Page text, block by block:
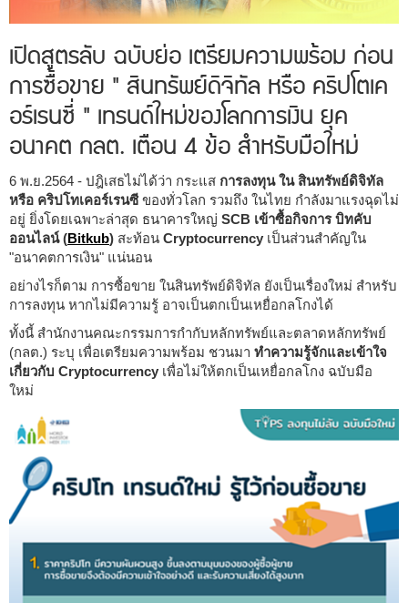
Call.
02-
931-
7015
Call.
093-
130-
0073
เปิดสูตรลับ ฉบับย่อ เตรียมความพร้อม ก่อน
การซื้อขาย " สินทรัพย์ดิจิทัล หรือ คริปโตเค
อร์เรนซี่ " เทรนด์ใหม่ของโลกการเงิน ยุค
อนาคต กลต. เตือน 4 ข้อ สำหรับมือใหม่
6 พ.ย.2564 - ปฎิเสธไม่ได้ว่า กระแส การลงทุน ใน สินทรัพย์ดิจิทัล
หรือ คริปโทเคอร์เรนซีของทั่วโลก รวมถึง ในไทย กำลังมาแรงฉุดไม่
อยู่ ยิ่งโดยเฉพาะล่าสุด ธนาคารใหญ่ SCB เข้าซื้อกิจการ บิทคับ
ออนไลน์ (Bitkub) สะท้อน Cryptocurrency เป็นส่วนสำคัญใน
"อนาคตการเงิน" แน่นอน
อย่างไรก็ตาม การซื้อขาย ในสินทรัพย์ดิจิทัล ยังเป็นเรื่องใหม่ สำหรับ
การลงทุน หากไม่มีความรู้ อาจเป็นตกเป็นเหยื่อกลโกงได้
ทั้งนี้ สำนักงานคณะกรรมการกำกับหลักทรัพย์และตลาดหลักทรัพย์
(กลต.) ระบุ เพื่อเตรียมความพร้อม ชวนมา ทำความรู้จักและเข้าใจ
เกี่ยวกับ Cryptocurrency เพื่อไม่ให้ตกเป็นเหยื่อกลโกง ฉบับมือ
ใหม่